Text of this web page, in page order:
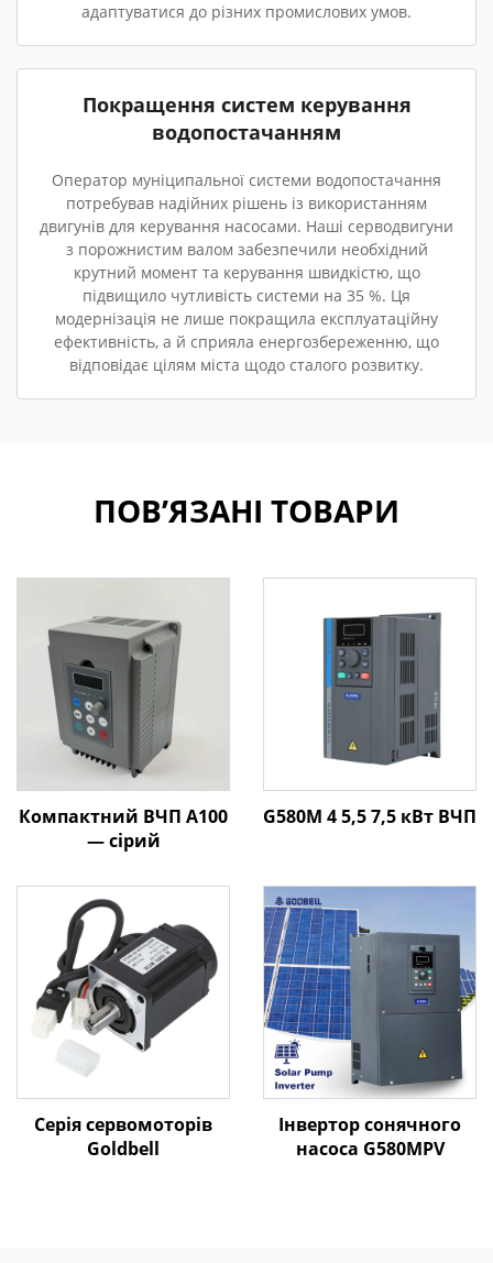
адаптуватися до різних промислових умов.
Покращення систем керування
водопостачанням
Оператор муніципальної системи водопостачання
потребував надійних рішень із використанням
двигунів для керування насосами. Наші серводвигуни
з порожнистим валом забезпечили необхідний
крутний момент та керування швидкістю, що
підвищило чутливість системи на 35 %. Ця
модернізація не лише покращила експлуатаційну
ефективність, а й сприяла енергозбереженню, що
відповідає цілям міста щодо сталого розвитку.
ПОВ’ЯЗАНІ ТОВАРИ
Компактний ВЧП A100
— сірий
G580M 4 5,5 7,5 кВт ВЧП
Серія сервомоторів
Goldbell
Інвертор сонячного
насоса G580MPV